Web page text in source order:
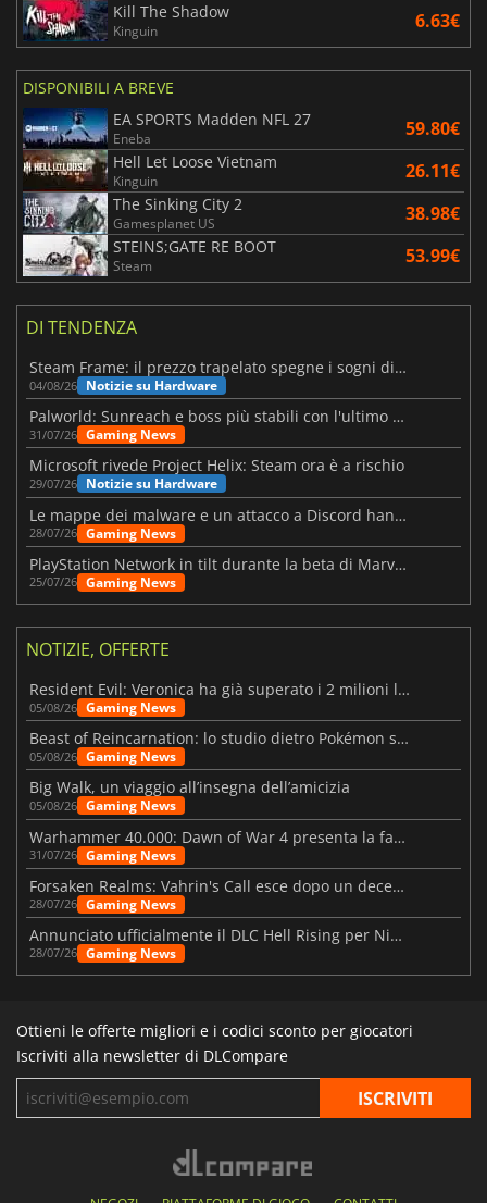
Kill The Shadow
Kinguin 6.63€
DISPONIBILI A BREVE
EA SPORTS Madden NFL 27
Eneba 59.80€
Hell Let Loose Vietnam
Kinguin 26.11€
The Sinking City 2
Gamesplanet US 38.98€
STEINS;GATE RE BOOT
Steam 53.99€
DI TENDENZA
Steam Frame: il prezzo trapelato spegne i sogni di un VR economico
04/08/26 Notizie su Hardware
Palworld: Sunreach e boss più stabili con l'ultimo update
31/07/26 Gaming News
Microsoft rivede Project Helix: Steam ora è a rischio
29/07/26 Notizie su Hardware
Le mappe dei malware e un attacco a Discord hanno colpito Meccha Chameleon
28/07/26 Gaming News
PlayStation Network in tilt durante la beta di Marvel Tōkon
25/07/26 Gaming News
NOTIZIE, OFFERTE
Resident Evil: Veronica ha già superato i 2 milioni liste dei desideri
05/08/26 Gaming News
Beast of Reincarnation: lo studio dietro Pokémon su una nuova strada
05/08/26 Gaming News
Big Walk, un viaggio all’insegna dell’amicizia
05/08/26 Gaming News
Warhammer 40.000: Dawn of War 4 presenta la fazione dei Necron
31/07/26 Gaming News
Forsaken Realms: Vahrin's Call esce dopo un decennio di sviluppo
28/07/26 Gaming News
Annunciato ufficialmente il DLC Hell Rising per Nioh 3
28/07/26 Gaming News
Ottieni le offerte migliori e i codici sconto per giocatori
Iscriviti alla newsletter di DLCompare